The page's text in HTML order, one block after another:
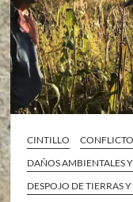
CINTILLO
DAÑOS AMBIENTALES
DESPOJO DE TIERRAS